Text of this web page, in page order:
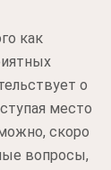
как
о
место
скоро
вопросы,